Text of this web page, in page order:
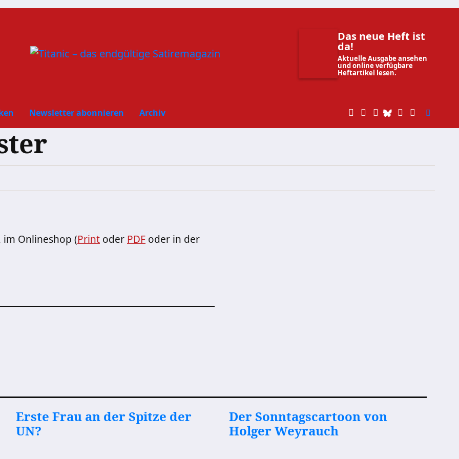
Das neue Heft ist
da!
Aktuelle Ausgabe ansehen
und online verfügbare
Heftartikel lesen.
Newsletter abonnieren Archiv
im Onlineshop (Print oder PDF oder in der
Erste Frau an der Spitze der
UN?
Der Sonntagscartoon von
Holger Weyrauch